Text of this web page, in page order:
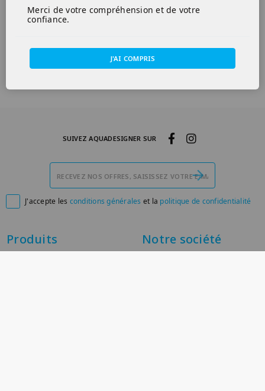
Merci de votre compréhension et de votre
confiance.
J'AI COMPRIS
J'accepte les conditions générales et la politique de confidentialité
SUIVEZ AQUADESIGNER SUR
Produits Notre société